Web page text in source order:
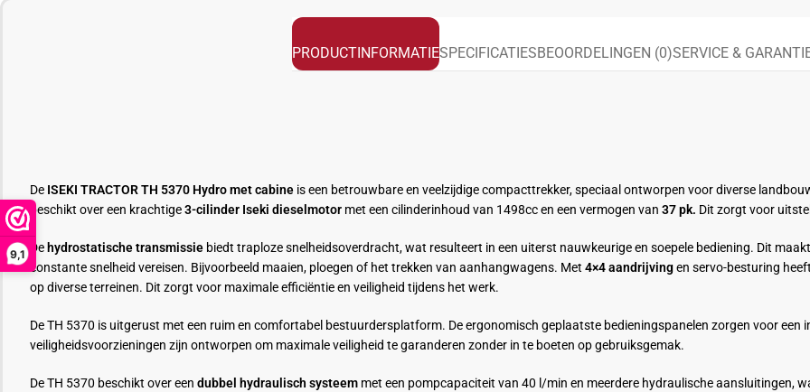
9,1
PRODUCTINFORMATIESPECIFICATIESBEOORDELINGEN (0)SERVICE &
De ISEKI TRACTOR TH 5370 Hydro met cabine is een betrouwbare en veelzijdige compacttrekker, speciaal ontworpen voor diverse
beschikt over een krachtige3-cilinder Iseki dieselmotor met een cilinderinhoud van 1498cc en een vermogen van 37 pk. Dit zorgt voor
De hydrostatische transmissie biedt traploze snelheidsoverdracht, wat resulteert in een uiterst nauwkeurige en soepele bediening. Dit
constante snelheid vereisen. Bijvoorbeeld maaien, ploegen of het trekken van aanhangwagens. Met 4×4 aandrijvingen servo-besturing
op diverse terreinen. Dit zorgt voor maximale efficiëntie en veiligheid tijdens het werk.
De TH 5370 is uitgerust met een ruim en comfortabel bestuurdersplatform. De ergonomisch geplaatste bedieningspanelen zorgen voor een
veiligheidsvoorzieningen zijn ontworpen om maximale veiligheid te garanderen zonder in te boeten op gebruiksgemak.
De TH 5370 beschikt over een dubbel hydraulisch systeem met een pompcapaciteit van 40 l/min en meerdere hydraulische aansluitingen,